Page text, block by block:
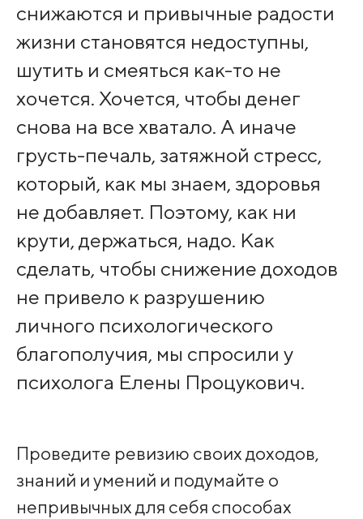
снижаются и привычные радости
жизни становятся недоступны,
шутить и смеяться как-то не
хочется. Хочется, чтобы денег
снова на все хватало. А иначе
грусть-печаль, затяжной стресс,
который, как мы знаем, здоровья
не добавляет. Поэтому, как ни
крути, держаться, надо. Как
сделать, чтобы снижение доходов
не привело к разрушению
личного психологического
благополучия, мы спросили у
психолога Елены Процукович.
Проведите ревизию своих доходов,
знаний и умений и подумайте о
непривычных для себя способах